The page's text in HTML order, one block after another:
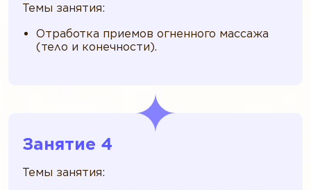
Темы занятия:
Отработка приемов огненного массажа
(тело и конечности).
Занятие 4
Темы занятия: